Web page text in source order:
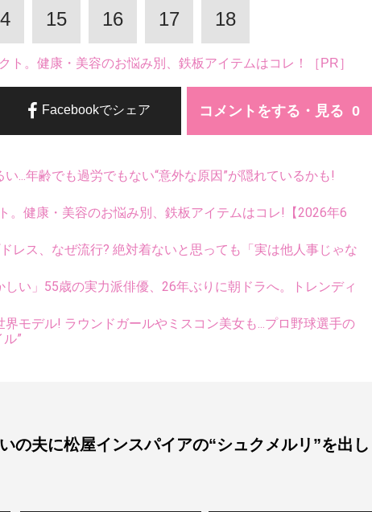
15 16 17 18
ト。健康・美容のお悩み別、鉄板アイテムはコレ！［PR］
コメントをする・見る
Facebookでシェア
...年齢でも過労でもない“意外な原因”が隠れているかも!
。健康・美容のお悩み別、鉄板アイテムはコレ!【2026年6
レス、なぜ流行? 絶対着ないと思っても「実は他人事じゃな
い」55歳の実力派俳優、26年ぶりに朝ドラへ。トレンディ
モデル! ラウンドガールやミスコン美女も...プロ野球選手の
”
の夫に松屋インスパイアの“シュクメルリ”を出し